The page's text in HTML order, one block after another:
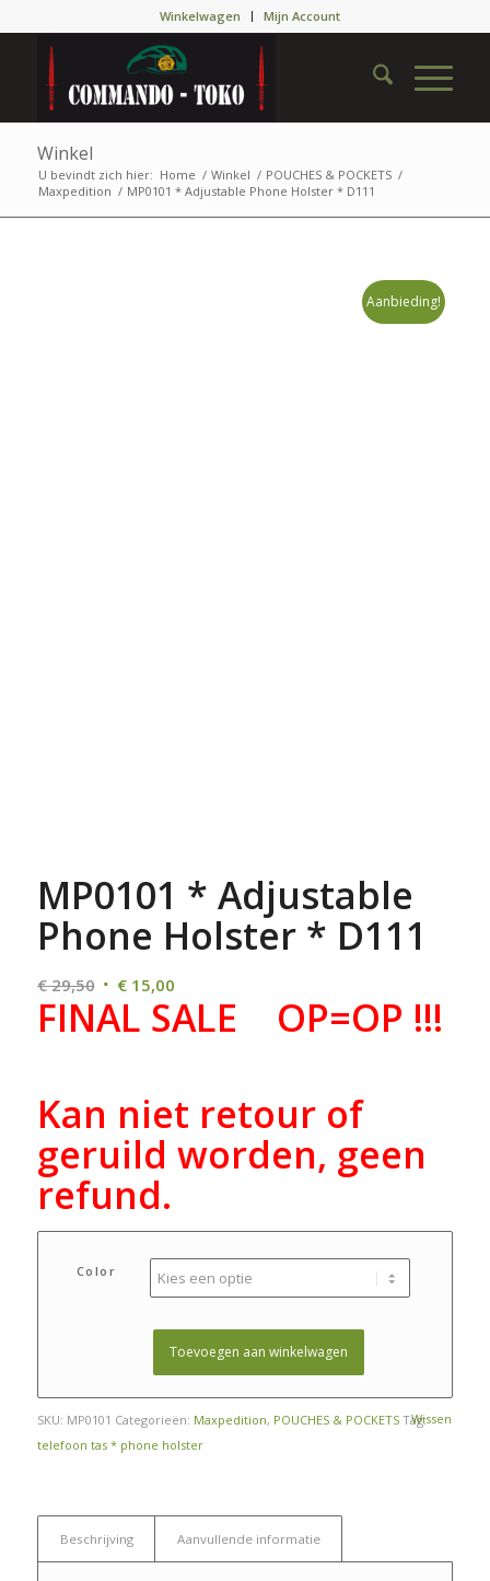
Winkelwagen Mijn Account
Winkel
U bevindt zich hier: Home / Winkel / POUCHES & POCKETS /
Maxpedition / MP0101 * Adjustable Phone Holster * D111
Aanbieding!
MP0101 * Adjustable
Phone Holster * D111
€29,50 Oorspronkelijke
prijs
was:
€15,00Huidige
prijs
is:
FINAL SALE OP=OP !!!
Kan niet retour of
geruild worden, geen
refund.
Color
Wissen
Toevoegen aan winkelwagen
SKU: MP0101 Categorieën: Maxpedition, POUCHES & POCKETS Tag:
telefoon tas * phone holster
Beschrijving Aanvullende informatie